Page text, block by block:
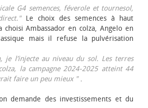
G4 semences, féverole et tournesol,
Le choix des semences à haut
Ambassador en colza, Angelo en
mais il refuse la pulvérisation
je l’injecte au niveau du sol. Les terres
la campagne 2024-2025 atteint 44
faire un peu mieux ".
demande des investissements et du